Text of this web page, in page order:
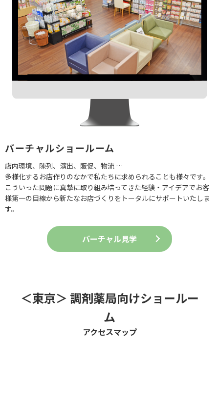
バーチャルショールーム
店内環境、陳列、演出、販促、物流 …
多様化するお店作りのなかで私たちに求められることも様々です。
こういった問題に真摯に取り組み培ってきた経験・アイデアでお客
様第一の目線から新たなお店づくりをトータルにサポートいたしま
す。
バーチャル見学
＜東京＞ 調剤薬局向けショールー
ム
アクセスマップ